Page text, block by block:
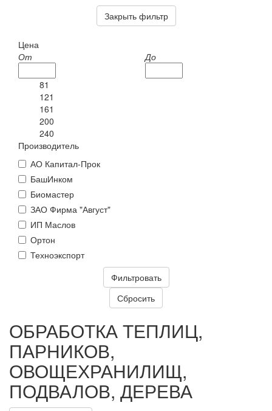
Закрыть фильтр
Цена
От
До
81
121
161
200
240
Производитель
АО Капитал-Прок
БашИнком
Биомастер
ЗАО Фирма "Август"
ИП Маслов
Ортон
Техноэкспорт
ОБРАБОТКА ТЕПЛИЦ,
ПАРНИКОВ,
ОВОЩЕХРАНИЛИЩ,
ПОДВАЛОВ, ДЕРЕВА